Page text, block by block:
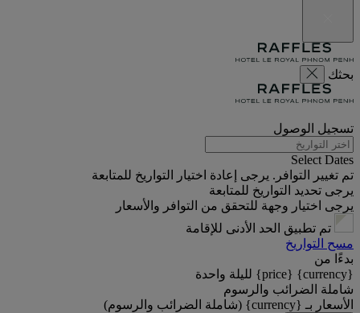
بحثك
تسجيل الوصول
Select Dates
تم تغيير التوافر. يرجى إعادة اختيار التواريخ للمتابعة
يرجى تحديد التواريخ للمتابعة
يرجى اختيار وجهة للتحقق من التوافر والأسعار
تم تطبيق الحد الأدنى للإقامة
مسح التواريخ
بدءًا من
{currency} {price} لليلة واحدة
شاملة الضرائب والرسوم
الأسعار بـ {currency} (شاملة الضرائب والرسوم)